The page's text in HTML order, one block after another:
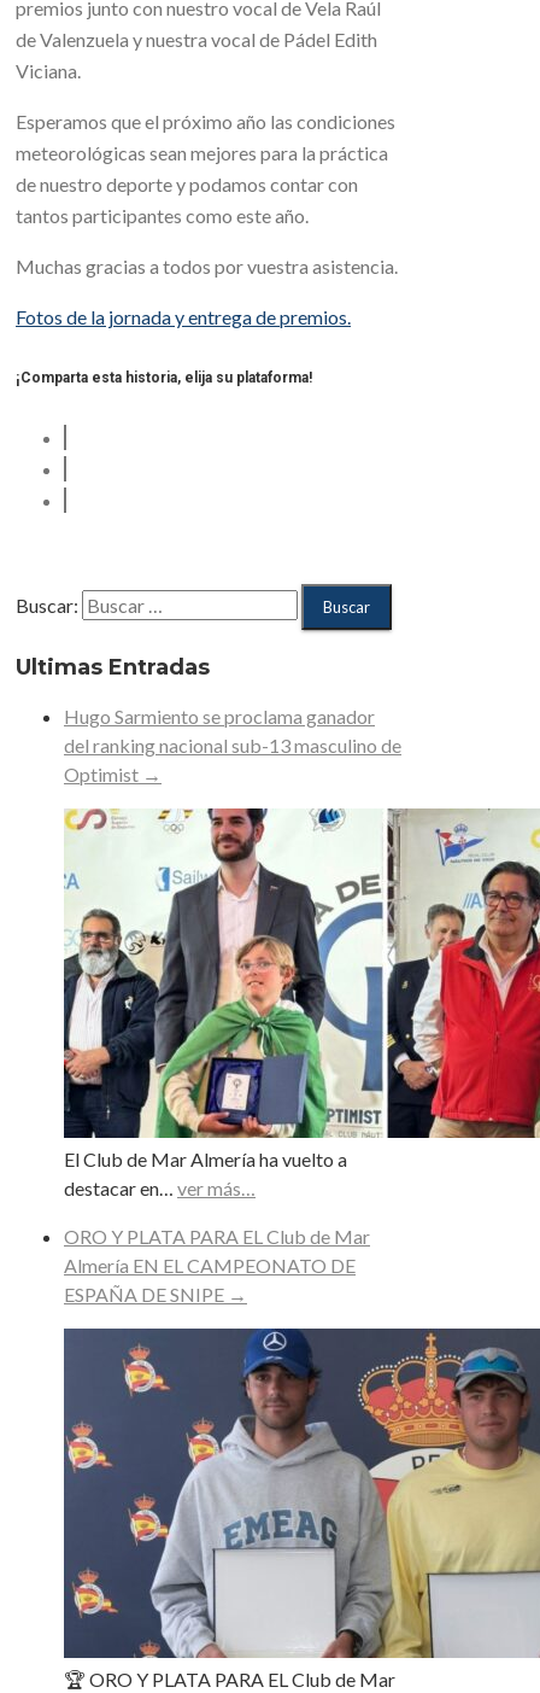
premios junto con nuestro vocal de Vela Raúl
de Valenzuela y nuestra vocal de Pádel Edith
Viciana.
Esperamos que el próximo año las condiciones
meteorológicas sean mejores para la práctica
de nuestro deporte y podamos contar con
tantos participantes como este año.
Muchas gracias a todos por vuestra asistencia.
Fotos de la jornada y entrega de premios.
¡Comparta esta historia, elija su plataforma!
Buscar:
Ultimas Entradas
Hugo Sarmiento se proclama ganador
del ranking nacional sub-13 masculino de
Optimist →
El Club de Mar Almería ha vuelto a
destacar en… ver más…
ORO Y PLATA PARA EL Club de Mar
Almería EN EL CAMPEONATO DE
ESPAÑA DE SNIPE →
🏆 ORO Y PLATA PARA EL Club de Mar